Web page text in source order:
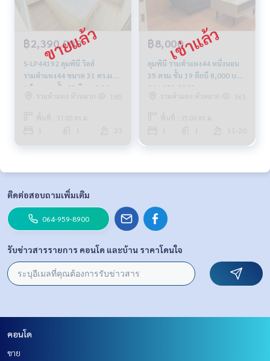
฿2,390,000
S-LP44192 ลุมพินี วิลล์
รามคำแหง44 ขนาด 31 ตร.ม.
1ห้องนอน ชั้น 23 ตึกเอ 2.39
ล้าน 092-597-4998
รามคำแหง หัวหมาก 185
พื้นที่ : 31.00 ตร.ม.
฿8,000
ลุมพินี รามคำแหง44 หนึ่งนอน
35 ตรม ชั้น 19 ตึกบี 8,000 บ.
064-959-8900
รามคำแหง หัวหมาก
361
พื้นที่ : 35.00 ตร.ม.
11-20
ติดต่อสอบถามเพิ่มเติม
064-959-8900
รับข่าวสารรายการ คอนโด และบ้าน ราคาโดนใจ
คอนโด
ขาย